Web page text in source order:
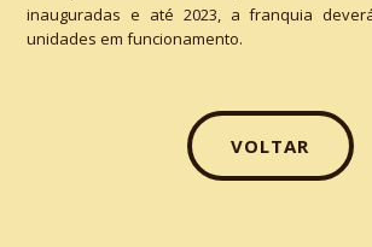
inauguradas e até 2023, a franquia
unidades em funcionamento.
VOLTAR